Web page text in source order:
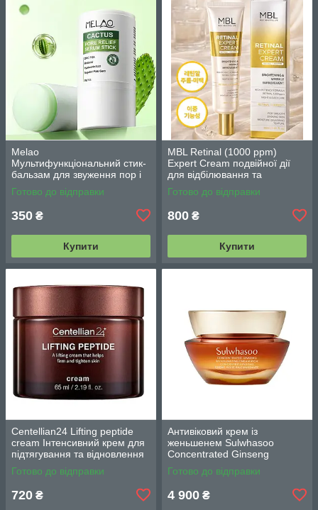
Melao
Мультифункціональний стик-
бальзам для звуження пор і
контролю себуму 30 г
Готово до відправки
350 ₴
Купити
MBL Retinal (1000 ppm)
Expert Cream подвійної дії
для відбілювання та
зменшення зморшок з
ретиналем 30 г
Готово до відправки
800 ₴
Купити
Centellian24 Lifting peptide
cream Інтенсивний крем для
підтягування та відновлення
шкіри 65 мл.
Готово до відправки
720 ₴
Антивіковий крем із
женьшенем Sulwhasoo
Concentrated Ginseng
Rejuvenating Cream Rich 50
ml
Готово до відправки
4 900 ₴